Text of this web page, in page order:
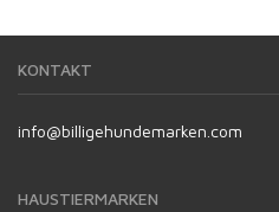
KONTAKT
info@billigehundemarken.com
HAUSTIERMARKEN